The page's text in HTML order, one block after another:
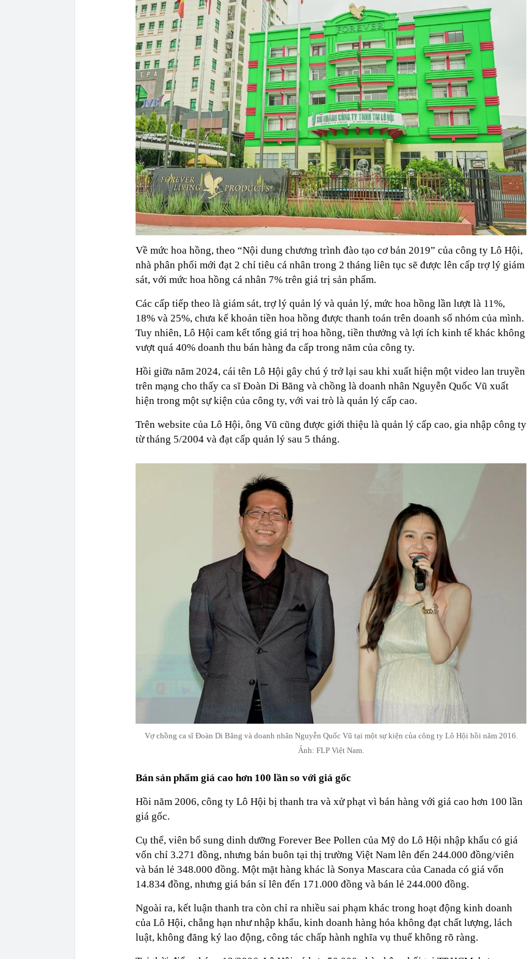
Về mức hoa hồng, theo “Nội dung chương trình đào tạo cơ bản 2019” của công ty Lô Hội,
nhà phân phối mới đạt 2 chỉ tiêu cá nhân trong 2 tháng liên tục sẽ được lên cấp trợ lý giám
sát, với mức hoa hồng cá nhân 7% trên giá trị sản phẩm.
Các cấp tiếp theo là giám sát, trợ lý quản lý và quản lý, mức hoa hồng lần lượt là 11%,
18% và 25%, chưa kể khoản tiền hoa hồng được thanh toán trên doanh số nhóm của mình.
Tuy nhiên, Lô Hội cam kết tổng giá trị hoa hồng, tiền thưởng và lợi ích kinh tế khác không
vượt quá 40% doanh thu bán hàng đa cấp trong năm của công ty.
Hồi giữa năm 2024, cái tên Lô Hội gây chú ý trở lại sau khi xuất hiện một video lan truyền
trên mạng cho thấy ca sĩ Đoàn Di Băng và chồng là doanh nhân Nguyễn Quốc Vũ xuất
hiện trong một sự kiện của công ty, với vai trò là quản lý cấp cao.
Trên website của Lô Hội, ông Vũ cũng được giới thiệu là quản lý cấp cao, gia nhập công ty
từ tháng 5/2004 và đạt cấp quản lý sau 5 tháng.
Vợ chồng ca sĩ Đoàn Di Băng và doanh nhân Nguyễn Quốc Vũ tại một sự kiện của công ty Lô Hội hồi năm 2016.
Ảnh: FLP Việt Nam.
Bán sản phẩm giá cao hơn 100 lần so với giá gốc
Hồi năm 2006, công ty Lô Hội bị thanh tra và xử phạt vì bán hàng với giá cao hơn 100 lần
giá gốc.
Cụ thể, viên bổ sung dinh dưỡng Forever Bee Pollen của Mỹ do Lô Hội nhập khẩu có giá
vốn chỉ 3.271 đồng, nhưng bán buôn tại thị trường Việt Nam lên đến 244.000 đồng/viên
và bán lẻ 348.000 đồng. Một mặt hàng khác là Sonya Mascara của Canada có giá vốn
14.834 đồng, nhưng giá bán sỉ lên đến 171.000 đồng và bán lẻ 244.000 đồng.
Ngoài ra, kết luận thanh tra còn chỉ ra nhiều sai phạm khác trong hoạt động kinh doanh
của Lô Hội, chẳng hạn như nhập khẩu, kinh doanh hàng hóa không đạt chất lượng, lách
luật, không đăng ký lao động, công tác chấp hành nghĩa vụ thuế không rõ ràng.